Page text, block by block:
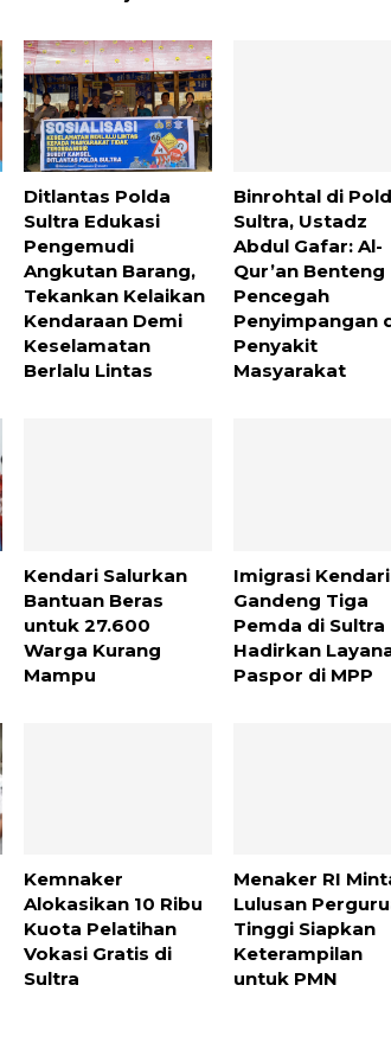
Ditlantas Polda
Sultra Edukasi
Pengemudi
Angkutan Barang,
Tekankan Kelaikan
Kendaraan Demi
Keselamatan
Berlalu Lintas
Binrohtal di
Sultra, Ustadz
Abdul Gafar: Al-
Qur’an Benteng
Pencegah
Penyimpangan
Penyakit
Masyarakat
Kendari Salurkan
Bantuan Beras
untuk 27.600
Warga Kurang
Mampu
Imigrasi Kendari
Gandeng Tiga
Pemda di Sultra
Hadirkan
Paspor di MPP
Kemnaker
Alokasikan 10 Ribu
Kuota Pelatihan
Vokasi Gratis di
Sultra
Menaker RI
Lulusan
Tinggi Siapkan
Keterampilan
untuk PMN